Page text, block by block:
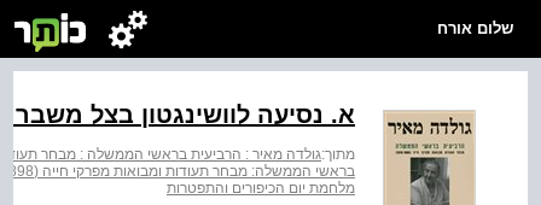
שלום אורח
א. נסיעה לוושינגטון בצל
מתוך:גולדה מאיר : הרביעית בראשי הממשלה : מבחר תעודות
בראשי הממשלה: מבחר תעודות ומבואות מפרקי חייה (1978-1898)
מלחמת יום הכיפורים והתפטרות